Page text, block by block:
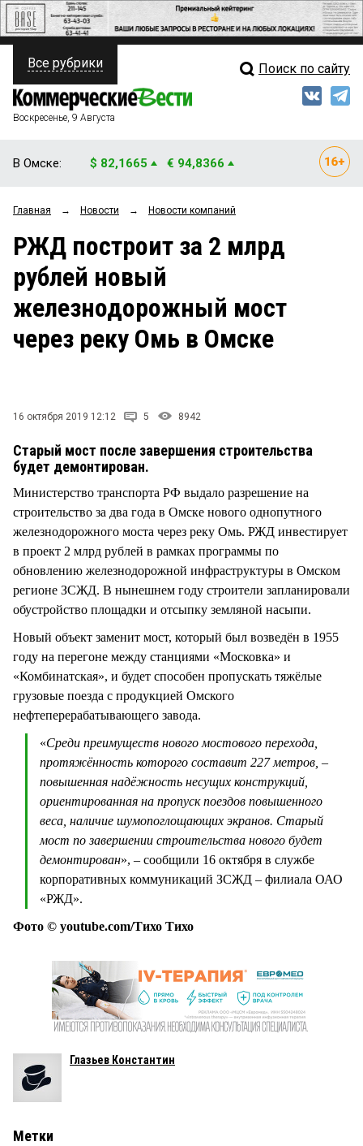
ПОЛИТИКА
ФИНАНСЫ
ОБЩЕСТВО
ЗАКОН
НОВОСТИ КОМПАНИЙ
Свежий выпуск
Мнения
Рейтинги
Архив
Все рубрики Поиск по сайту
Воскресенье, 9 Августа
В Омске: $ 82,1665 € 94,8366
Главная → Новости → Новости компаний
РЖД построит за 2 млрд
рублей новый
железнодорожный мост
через реку Омь в Омске
16 октября 2019 12:12 5 8942
Старый мост после завершения строительства
будет демонтирован.
Министерство транспорта РФ выдало разрешение на
строительство за два года в Омске нового однопутного
железнодорожного моста через реку Омь. РЖД инвестирует
в проект 2 млрд рублей в рамках программы по
обновлению железнодорожной инфраструктуры в Омском
регионе ЗСЖД. В нынешнем году строители запланировали
обустройство площадки и отсыпку земляной насыпи.
Новый объект заменит мост, который был возведён в 1955
году на перегоне между станциями «Московка» и
«Комбинатская», и будет способен пропускать тяжёлые
грузовые поезда с продукцией Омского
нефтеперерабатывающего завода.
«Среди преимуществ нового мостового перехода,
протяжённость которого составит 227 метров, –
повышенная надёжность несущих конструкций,
ориентированная на пропуск поездов повышенного
веса, наличие шумопоглощающих экранов. Старый
мост по завершении строительства нового будет
демонтирован», – сообщили 16 октября в службе
корпоративных коммуникаций ЗСЖД – филиала ОАО
«РЖД».
Фото © youtube.com/Тихо Тихо
Глазьев Константин
Метки